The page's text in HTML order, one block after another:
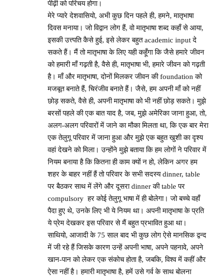
पीढ़ी को परिचय होगा।
मेरे प्यारे देशवासियो, अभी कुछ दिन पहले ही, हमने, मातृभाषा
दिवस मनाया। जो विद्वान लोग हैं, वो मातृभाषा शब्द कहाँ से आया,
इसकी उत्त्पति कैसे हुई, इसे लेकर बहुत academic input दे
सकते हैं। मैं तो मातृभाषा के लिए यही कहूँगा कि जैसे हमारे जीवन
को हमारी माँ गढ़ती है, वैसे ही, मातृभाषा भी, हमारे जीवन को गढ़ती
है। माँ और मातृभाषा, दोनों मिलकर जीवन की foundation को
मजबूत बनाते हैं, चिरंजीव बनाते हैं। जैसे, हम अपनी माँ को नहीं
छोड़ सकते, वैसे ही, अपनी मातृभाषा को भी नहीं छोड़ सकते। मुझे
बरसों पहले की एक बात याद है, जब, मुझे अमेरिका जाना हुआ, तो,
अलग-अलग परिवारों में जाने का मौका मिलता था, कि एक बार मेरा
एक तेलुगू परिवार में जाना हुआ और मुझे एक बहुत खुशी का दृश्य
वहां देखने को मिला। उन्होंने मुझे बताया कि हम लोगों ने परिवार में
नियम बनाया है कि कितना ही काम क्यों न हो, लेकिन अगर हम
शहर के बाहर नहीं हैं तो परिवार के सभी सदस्य dinner, table
पर बैठकर साथ में लेंगे और दूसरा dinner की table पर
compulsory हर कोई तेलुगू भाषा में ही बोलेगा। जो बच्चे वहाँ
पैदा हुए थे, उनके लिए भी ये नियम था। अपनी मातृभाषा के प्रति
ये प्रेम देखकर इस परिवार से मैं बहुत प्रभावित हुआ था।
साथियो, आजादी के 75 साल बाद भी कुछ लोग ऐसे मानसिक द्वन्द
में जी रहे हैं जिसके कारण उन्हें अपनी भाषा, अपने पहनावे, अपने
खान-पान को लेकर एक संकोच होता है, जबकि, विश्व में कहीं और
ऐसा नहीं है। हमारी मातृभाषा है, हमें उसे गर्व के साथ बोलना